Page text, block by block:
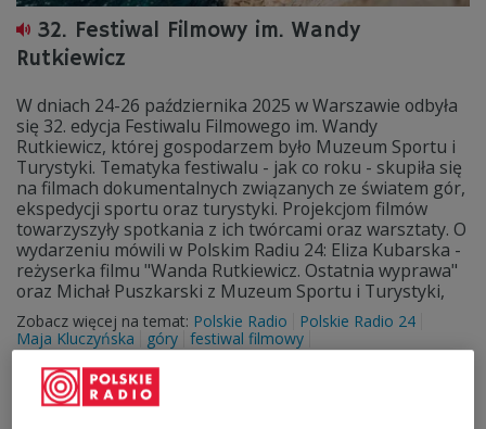
32. Festiwal Filmowy im. Wandy
Rutkiewicz
W dniach 24-26 października 2025 w Warszawie odbyła
się 32. edycja Festiwalu Filmowego im. Wandy
Rutkiewicz, której gospodarzem było Muzeum Sportu i
Turystyki. Tematyka festiwalu - jak co roku - skupiła się
na filmach dokumentalnych związanych ze światem gór,
ekspedycji sportu oraz turystyki. Projekcjom filmów
towarzyszyły spotkania z ich twórcami oraz warsztaty. O
wydarzeniu mówili w Polskim Radiu 24: Eliza Kubarska -
reżyserka filmu "Wanda Rutkiewicz. Ostatnia wyprawa"
oraz Michał Puszkarski z Muzeum Sportu i Turystyki,
Zobacz więcej na temat: Polskie Radio
Polskie Radio 24
Maja Kluczyńska
góry festiwal filmowy